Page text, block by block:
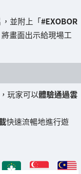
並附上「#EXOBOR
畫面出示給現場工
玩家可以體驗通過雲
快速流暢地進行遊